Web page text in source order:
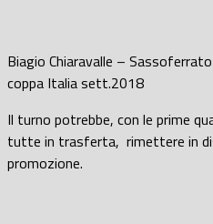
Biagio Chiaravalle –
coppa Italia sett.2018
Il turno potrebbe, con le prime
tutte in trasferta, rimettere in
promozione.